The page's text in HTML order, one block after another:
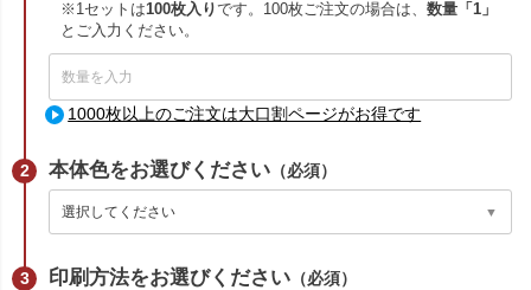
※1セットは100枚入りです。100枚ご注文の場合は、数量「1」
とご入力ください。
1000枚以上のご注文は大口割ページがお得です
本体色をお選びください （必須）
印刷方法をお選びください （必須）